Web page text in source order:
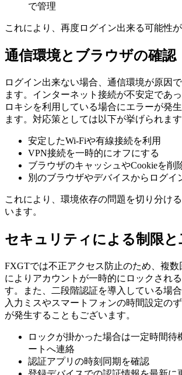
で管理
これにより、再度ログイン出来る可能性が
通信環境とブラウザの確認
ログイン出来ない場合、通信環境が原因
ます。インターネット接続が不安定であ
ロキシを利用している場合にエラーが発
ます。対応策としては以下が挙げられます
安定したWi-Fiや有線接続を利用
VPN接続を一時的にオフにする
ブラウザのキャッシュやCookieを削
別のブラウザやデバイスからログイ
これにより、環境依存の問題を切り分け
います。
セキュリティによる制限と
FXGTでは不正アクセス防止のため、複数
によりアカウントが一時的にロックされ
す。また、二段階認証を導入している場
入力ミスやスマートフォンの時間設定の
が発生することもございます。
ロックが掛かった場合は一定時間待
ートへ連絡
認証アプリの時刻同期を確認